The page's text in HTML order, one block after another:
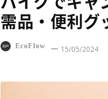
需品・便利グ
EcoFlow 15/05/2024